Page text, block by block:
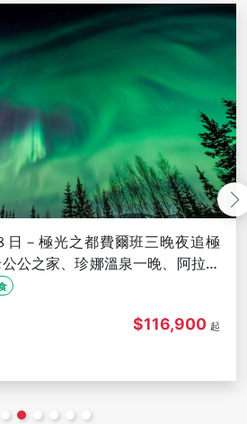
日－極光之都費爾班三晚夜追極
公之家、珍娜溫泉一晚、阿拉斯
加族】
$116,900 起